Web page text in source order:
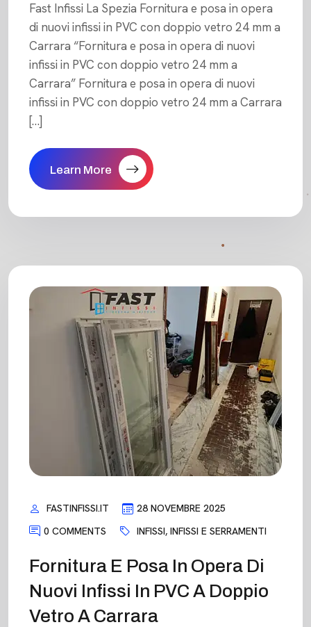
Fast Infissi La Spezia Fornitura e posa in opera
di nuovi infissi in PVC con doppio vetro 24 mm a
Carrara “Fornitura e posa in opera di nuovi
infissi in PVC con doppio vetro 24 mm a
Carrara” Fornitura e posa in opera di nuovi
infissi in PVC con doppio vetro 24 mm a Carrara
[…]
Learn More
FASTINFISSI.IT
28 NOVEMBRE 2025
0 COMMENTS
INFISSI, INFISSI E SERRAMENTI
Fornitura E Posa In Opera Di
Nuovi Infissi In PVC A Doppio
Vetro A Carrara